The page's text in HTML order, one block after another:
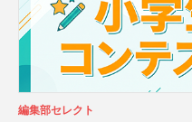
編集部セレクト